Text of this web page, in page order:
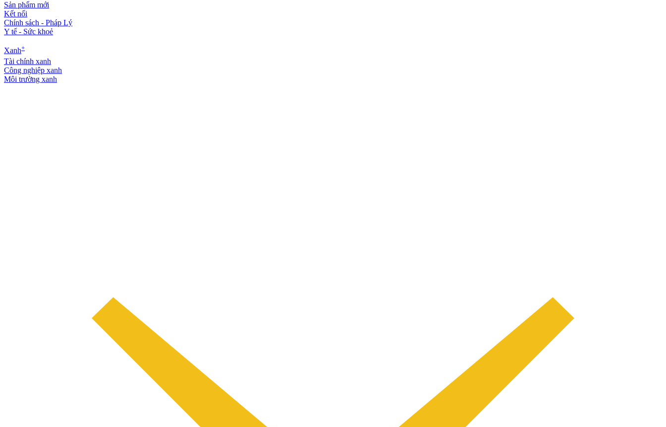
Sản phẩm mới
Kết nối
Chính sách - Pháp Lý
Y tế - Sức khoẻ
Xanh+
Tài chính xanh
Công nghiệp xanh
Môi trường xanh